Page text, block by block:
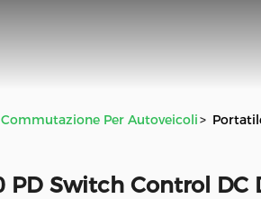
Per Autoveicoli>
PD Switch Control DC